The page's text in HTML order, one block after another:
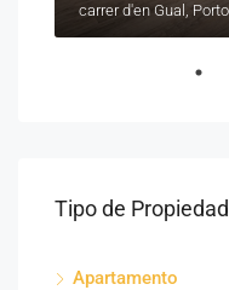
Tipo de Propiedad
Apartamento